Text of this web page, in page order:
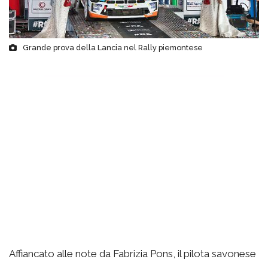
Grande prova della Lancia nel Rally piemontese
Affiancato alle note da Fabrizia Pons, il pilota savonese